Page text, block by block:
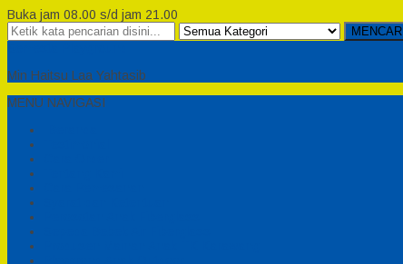
Buka jam 08.00 s/d jam 21.00
MENCARI
Min Haitsu Laa Yahtasib
MENU NAVIGASI